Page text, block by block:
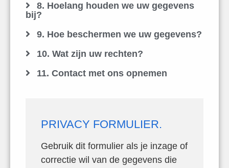
8. Hoelang houden we uw gegevens
bij?
9. Hoe beschermen we uw gegevens?
10. Wat zijn uw rechten?
11. Contact met ons opnemen
PRIVACY FORMULIER.
Gebruik dit formulier als je inzage of
correctie wil van de gegevens die